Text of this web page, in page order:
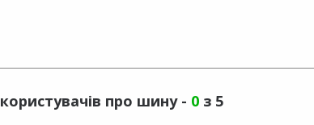
про шину - 0 з 5